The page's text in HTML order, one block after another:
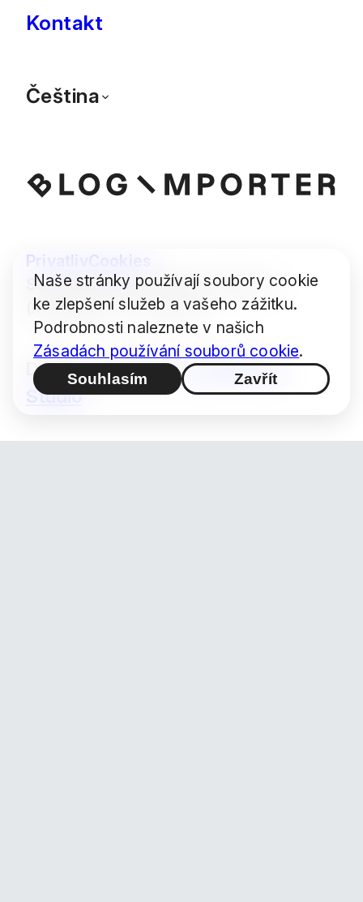
Kontakt
Čeština
Privatliv
Some images © Audrius Urbonas
(modified) — CC BY 4.0
Design / produkce:Hashimoto
Studio
Naše stránky používají soubory cookie
ke zlepšení služeb a vašeho zážitku.
Podrobnosti naleznete v našich
Zásadách používání souborů cookie.
Souhlasím Zavřít